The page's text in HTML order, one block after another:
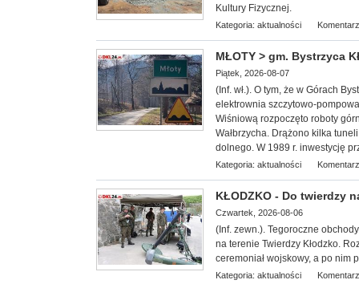
Kultury Fizycznej.
Kategoria: aktualności
MŁOTY > gm. Bystrzyca
Piątek, 2026-08-07
(Inf. wł.). O tym, że w Górach
elektrownia szczytowo-
Wiśniową rozpoczęto roboty
Wałbrzycha. Drążono kilka
dolnego. W 1989 r. inwestycję
Kategoria: aktualności
KŁODZKO - Do twierdzy
Czwartek, 2026-08-06
(Inf. zewn.). Tegoroczne
na terenie Twierdzy Kłodzko.
ceremoniał wojskowy, a po nim
Kategoria: aktualności